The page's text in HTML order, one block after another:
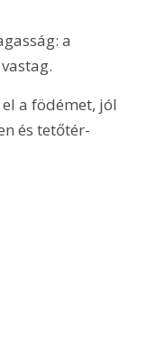
a
a födémet, jól
és tetőtér-